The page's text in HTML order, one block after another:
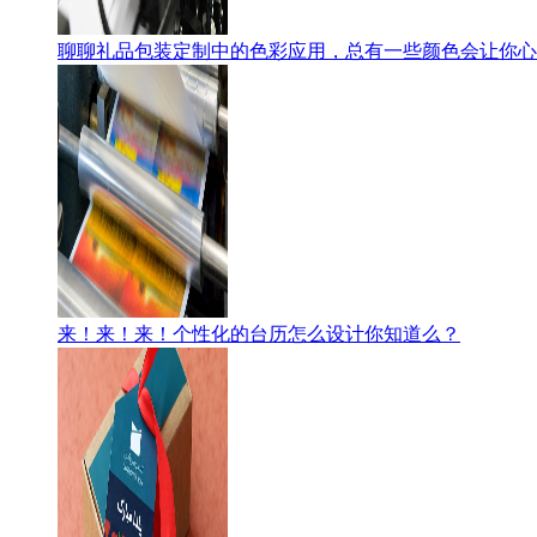
聊聊礼品包装定制中的色彩应用，总有一些颜色会让你
来！来！来！个性化的台历怎么设计你知道么？